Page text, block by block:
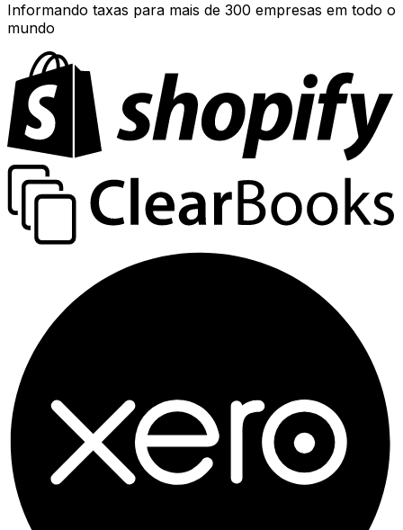
Informando taxas para mais de 300 empresas em todo o
mundo